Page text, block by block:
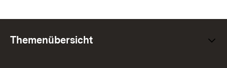
Themenübersicht